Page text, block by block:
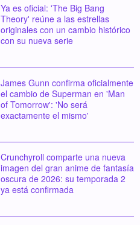
Ya es oficial: 'The Big Bang
Theory' reúne a las estrellas
originales con un cambio histórico
con su nueva serie
James Gunn confirma oficialmente
el cambio de Superman en 'Man
of Tomorrow': 'No será
exactamente el mismo'
Crunchyroll comparte una nueva
imagen del gran anime de fantasía
oscura de 2026: su temporada 2
ya está confirmada